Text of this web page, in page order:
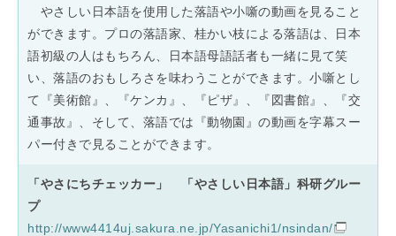
やさしい日本語を使用した落語や小噺の動画を見ること
ができます。プロの落語家、桂かい枝による落語は、日本
語初級の人はもちろん、日本語母語話者も一緒に見て笑
い、落語のおもしろさを味わうことができます。小噺とし
て『美術館』、『ケンカ』、『ピザ』、『図書館』、『交
通事故』、そして、落語では『動物園』の動画を字幕スー
パー付きで見ることができます。
「やさにちチェッカー」 「やさしい日本語」科研グルー
プ
http://www4414uj.sakura.ne.jp/Yasanichi1/nsindan/